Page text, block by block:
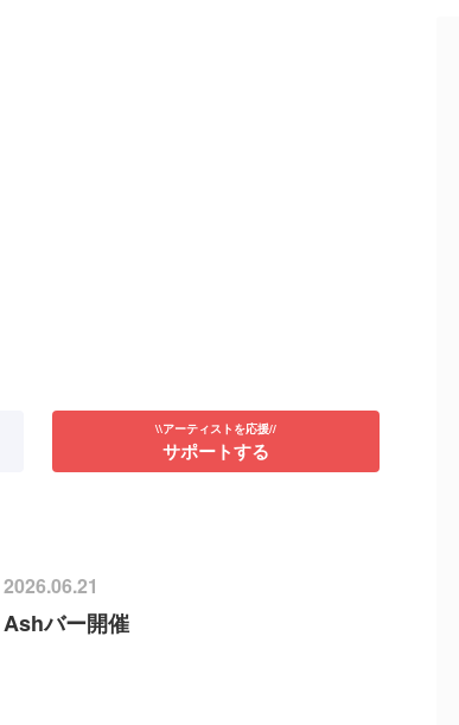
\\アーティストを応援//
サポートする
2026.06.21
Ashバー開催